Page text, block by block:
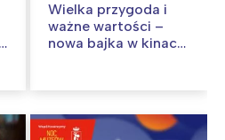
Wielka przygoda i
ważne wartości –
nowa bajka w kinach